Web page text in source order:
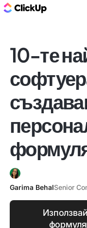
10-те
Garima BehalSenior